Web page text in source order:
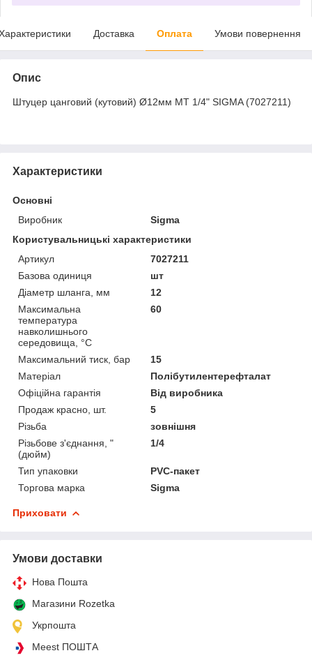
Доставка Оплата Умови повернення
Опис
Штуцер цанговий (кутовий) Ø12мм МТ 1/4" SIGMA (7027211)
Характеристики
Основні
Виробник
Sigma
Користувальницькі характеристики
Артикул
7027211
Базова одиниця
шт
Діаметр шланга, мм
12
Максимальна
температура
навколишнього
середовища, °C
60
Максимальний тиск, бар
15
Матеріал
Полібутилентерефталат
Офіційна гарантія
Від виробника
Продаж красно, шт.
5
Різьба
зовнішня
Різьбове з'єднання, "
(дюйм)
1/4
Тип упаковки
PVC-пакет
Торгова марка
Sigma
Приховати
Умови доставки
Нова Пошта
Магазини Rozetka
Укрпошта
Meest ПОШТА